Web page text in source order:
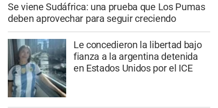
Se viene Sudáfrica: una prueba que Los Pumas
deben aprovechar para seguir creciendo
Le concedieron la libertad bajo
fianza a la argentina detenida
en Estados Unidos por el ICE